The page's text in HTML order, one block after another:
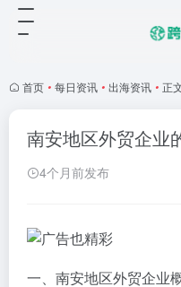
首页 • 每日资讯 • 出海资讯 • 正
南安地区外贸企业
4个月前发布
一、南安地区外贸企业